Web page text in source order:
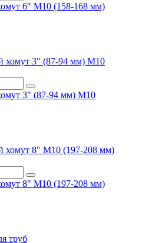
6" М10 (158-168 мм)
3" (87-94 мм) М10
8" М10 (197-208 мм)